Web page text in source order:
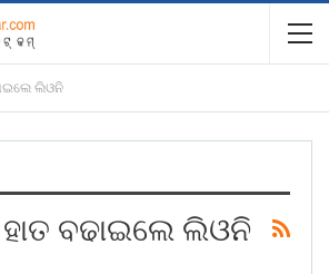
ଲିଓନି
ହାତ ବଢାଇଲେ ଲିଓନି